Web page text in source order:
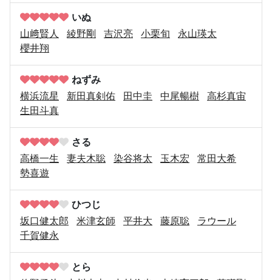
いぬ
山﨑賢人
綾野剛 吉沢亮 小栗旬
永山瑛太
櫻井翔
ねずみ
横浜流星
新田真剣佑 田中圭 中尾暢樹
高杉真宙
生田斗真
さる
高橋一生
妻夫木聡 染谷将太 玉木宏
常田大希
勢喜遊
ひつじ
坂口健太郎
米津玄師 平井大 藤原聡
ラウール
千賀健永
とら